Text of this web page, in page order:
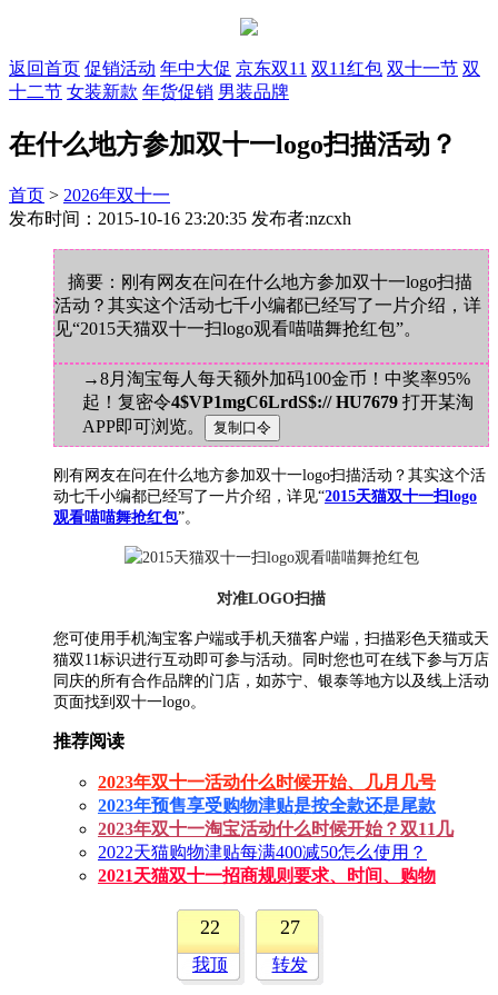
返回首页 促销活动 年中大促 京东双11 双11红包 双十一节 双
十二节 女装新款 年货促销 男装品牌
在什么地方参加双十一logo扫描活动？
首页 > 2026年双十一
发布时间：2015-10-16 23:20:35 发布者:nzcxh
摘要：刚有网友在问在什么地方参加双十一logo扫描
活动？其实这个活动七千小编都已经写了一片介绍，详
见“2015天猫双十一扫logo观看喵喵舞抢红包”。
→8月淘宝每人每天额外加码100金币！中奖率95%
起！复密令4$VP1mgC6LrdS$:// HU7679 打开某淘
APP即可浏览。
刚有网友在问在什么地方参加双十一logo扫描活动？其实这个活
动七千小编都已经写了一片介绍，详见“2015天猫双十一扫logo
观看喵喵舞抢红包”。
对准LOGO扫描
您可使用手机淘宝客户端或手机天猫客户端，扫描彩色天猫或天
猫双11标识进行互动即可参与活动。同时您也可在线下参与万店
同庆的所有合作品牌的门店，如苏宁、银泰等地方以及线上活动
页面找到双十一logo。
推荐阅读
2023年双十一活动什么时候开始、几月几号
2023年预售享受购物津贴是按全款还是尾款
2023年双十一淘宝活动什么时候开始？双11几
2022天猫购物津贴每满400减50怎么使用？
2021天猫双十一招商规则要求、时间、购物
22
我顶
27
转发